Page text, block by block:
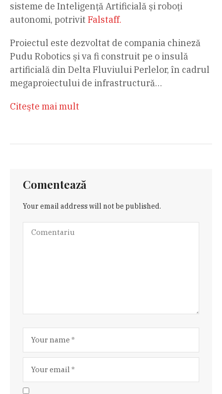
sisteme de Inteligență Artificială și roboți
autonomi, potrivit Falstaff.
Proiectul este dezvoltat de compania chineză
Pudu Robotics și va fi construit pe o insulă
artificială din Delta Fluviului Perlelor, în cadrul
megaproiectului de infrastructură…
Citeşte mai mult
Comentează
Your email address will not be published.